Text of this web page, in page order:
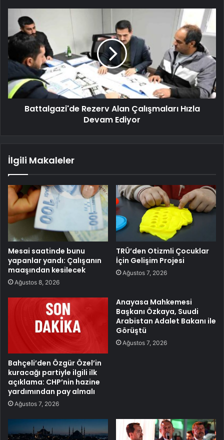
Battalgazi'de Rezerv Alan Çalışmaları Hızla
Devam Ediyor
İlgili Makaleler
Mesai saatinde bunu
yapanlar yandı: Çalışanın
maaşından kesilecek
Ağustos 8, 2026
TRÜ’den Otizmli Çocuklar
İçin Gelişim Projesi
Ağustos 7, 2026
Bahçeli’den Özgür Özel’in
kuracağı partiyle ilgili ilk
açıklama: CHP’nin hazine
yardımından pay almalı
Ağustos 7, 2026
Anayasa Mahkemesi
Başkanı Özkaya, Suudi
Arabistan Adalet Bakanı ile
Görüştü
Ağustos 7, 2026